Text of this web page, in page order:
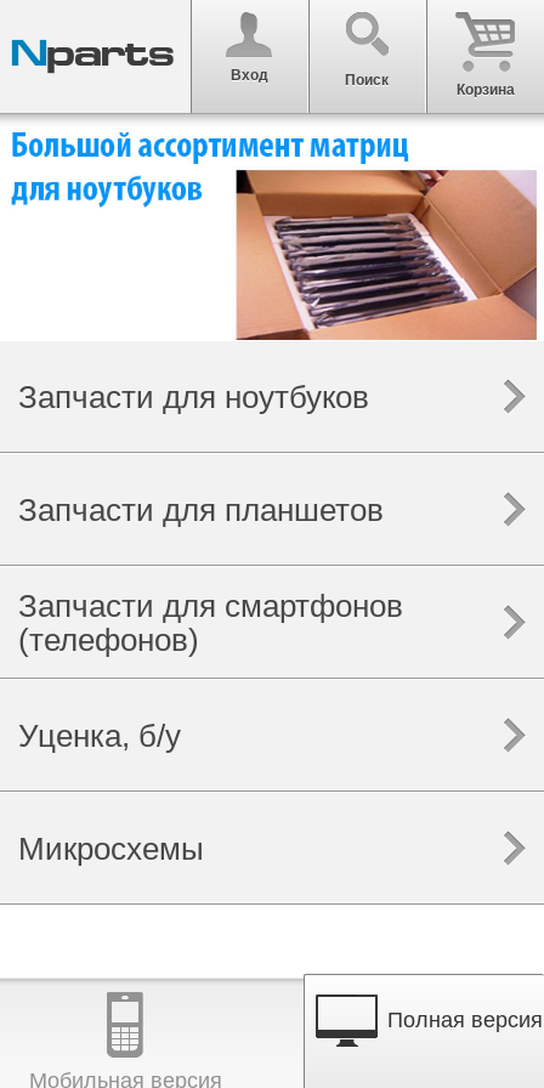
Вход Поиск
Корзина
Запчасти для ноутбуков
Запчасти для планшетов
Запчасти для смартфонов
(телефонов)
Уценка, б/у
Микросхемы
Мобильная версия
Полная версия